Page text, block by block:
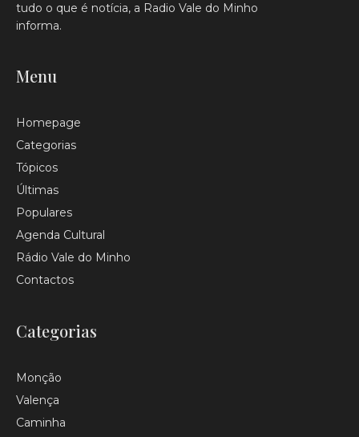
tudo o que é notícia, a Radio Vale do Minho
informa.
Menu
Homepage
Categorias
Tópicos
Últimas
Populares
Agenda Cultural
Rádio Vale do Minho
Contactos
Categorias
Monção
Valença
Caminha